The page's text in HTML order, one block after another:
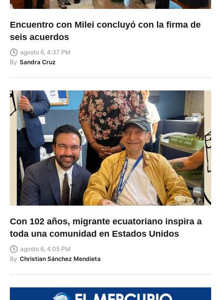
Encuentro con Milei concluyó con la firma de
seis acuerdos
agosto 6, 4:37 PM
By Sandra Cruz
Con 102 años, migrante ecuatoriano inspira a
toda una comunidad en Estados Unidos
agosto 6, 4:05 PM
By Christian Sánchez Mendieta